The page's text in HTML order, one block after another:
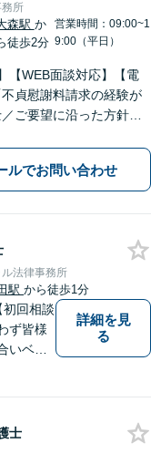
所
森駅 か
徒歩2分
営業時間：09:00~1
9:00（平日）
【WEB面談対応】【電
貞慰謝料請求の経験が
ご要望に沿った方針を
割協議・調停から遺留分
続放棄の手続きまで丁寧
します」【完全個室対
ルでお問い合わせ
法律事務所
駅 から徒歩1分
初回相談
ず皆様
いベス
詳細を見
る
士